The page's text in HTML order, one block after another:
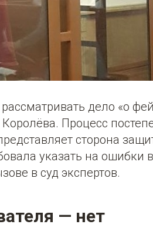
дело «о
Процесс
сторона
указать на ошибки в
в суд экспертов.
— нет